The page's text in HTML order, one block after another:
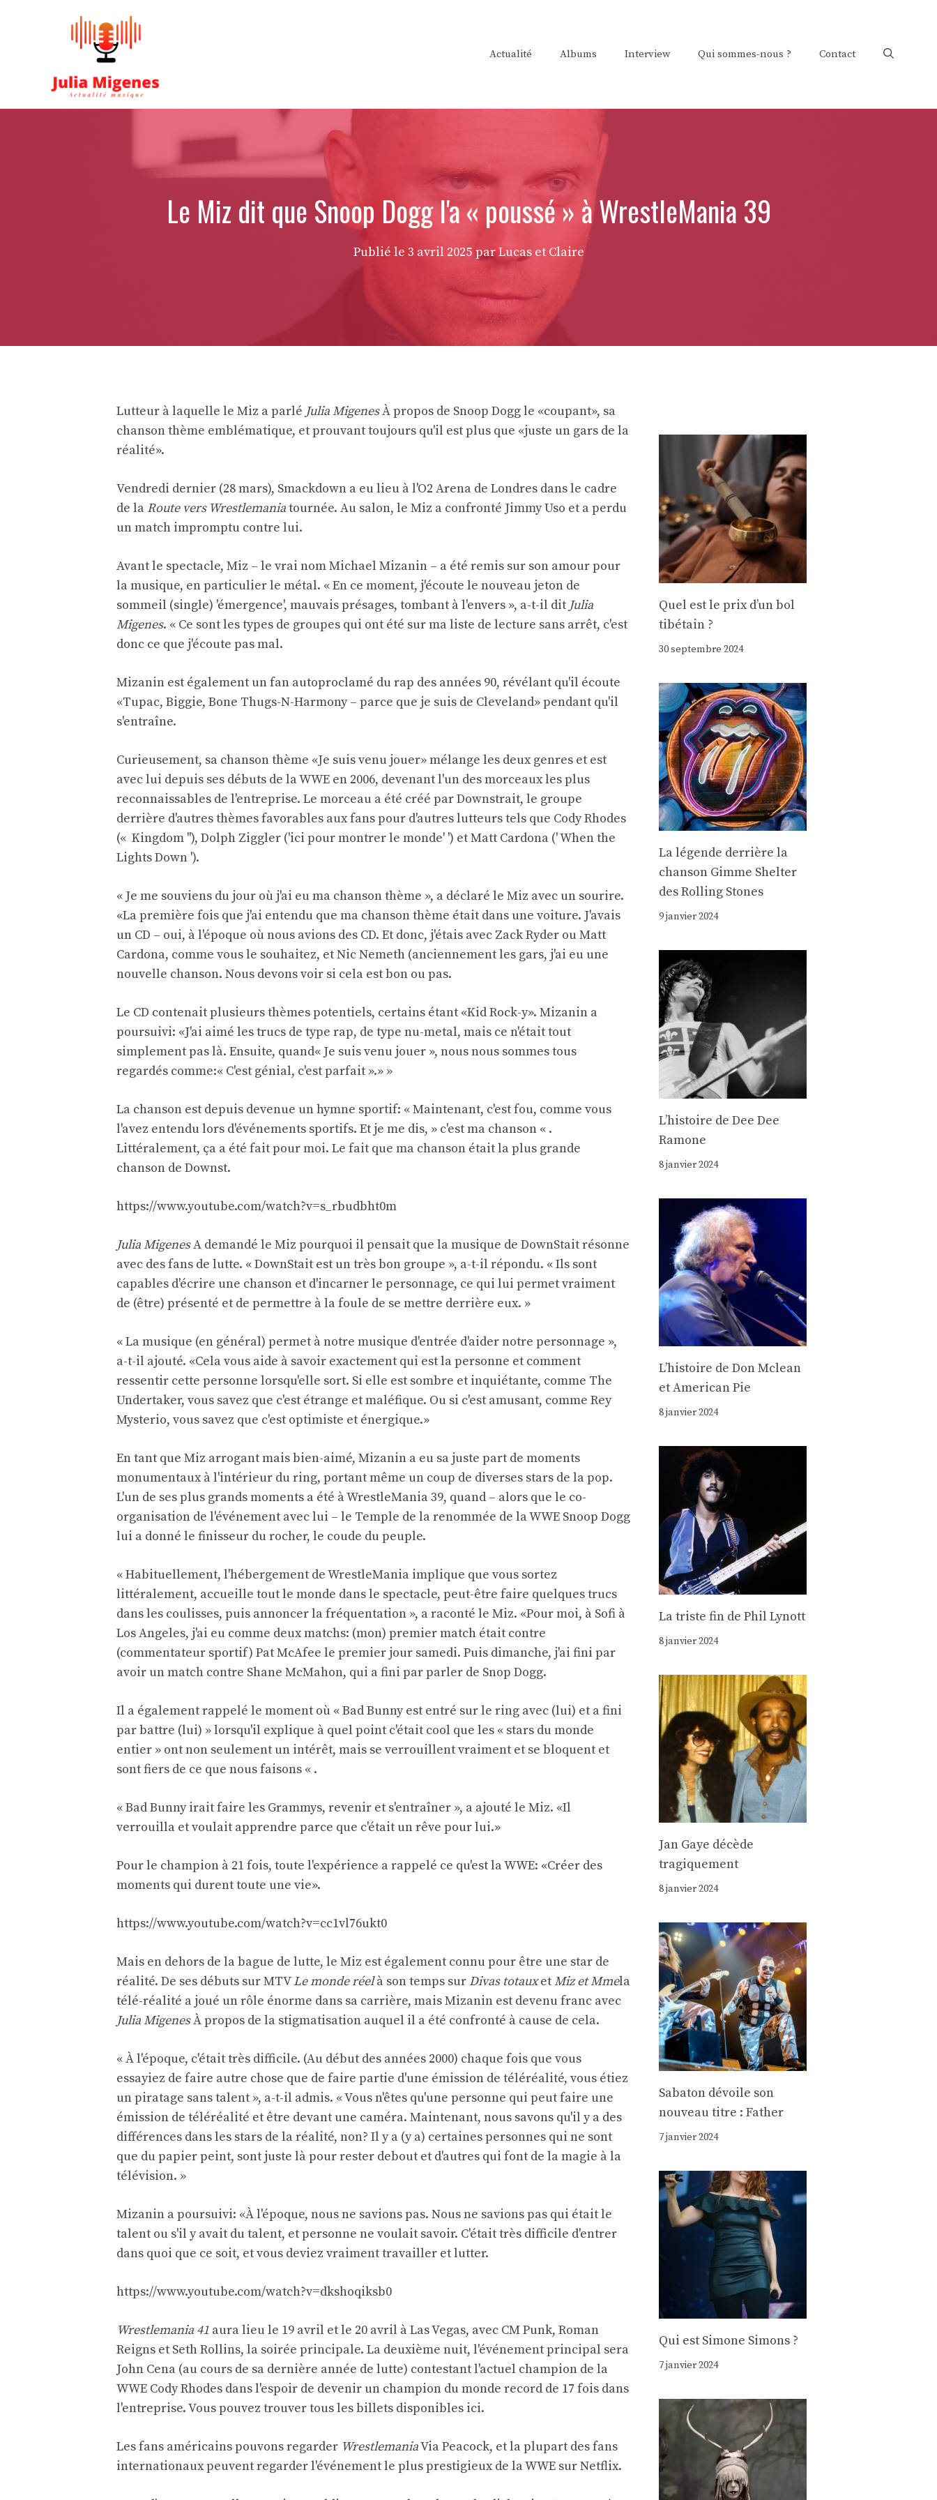
Actualité Albums Interview Qui sommes-nous ? Contact
Le Miz dit que Snoop Dogg l'a « poussé » à WrestleMania 39
Publié le 3 avril 2025 par Lucas et Claire
Lutteur à laquelle le Miz a parlé Julia MigenesÀ propos de Snoop Dogg le «coupant», sa
chanson thème emblématique, et prouvant toujours qu'il est plus que «juste un gars de la
réalité».
Vendredi dernier (28 mars), Smackdown a eu lieu à l'O2 Arena de Londres dans le cadre
de la Route vers Wrestlemaniatournée. Au salon, le Miz a confronté Jimmy Uso et a perdu
un match impromptu contre lui.
Avant le spectacle, Miz – le vrai nom Michael Mizanin – a été remis sur son amour pour
la musique, en particulier le métal. « En ce moment, j'écoute le nouveau jeton de
sommeil (single) 'émergence', mauvais présages, tombant à l'envers », a-t-il dit Julia
Migenes. « Ce sont les types de groupes qui ont été sur ma liste de lecture sans arrêt, c'est
donc ce que j'écoute pas mal.
Mizanin est également un fan autoproclamé du rap des années 90, révélant qu'il écoute
«Tupac, Biggie, Bone Thugs-N-Harmony – parce que je suis de Cleveland» pendant qu'il
s'entraîne.
Curieusement, sa chanson thème «Je suis venu jouer» mélange les deux genres et est
avec lui depuis ses débuts de la WWE en 2006, devenant l'un des morceaux les plus
reconnaissables de l'entreprise. Le morceau a été créé par Downstrait, le groupe
derrière d'autres thèmes favorables aux fans pour d'autres lutteurs tels que Cody Rhodes
(« Kingdom ''), Dolph Ziggler ('ici pour montrer le monde' ') et Matt Cardona (' When the
Lights Down ').
« Je me souviens du jour où j'ai eu ma chanson thème », a déclaré le Miz avec un sourire.
«La première fois que j'ai entendu que ma chanson thème était dans une voiture. J'avais
un CD – oui, à l'époque où nous avions des CD. Et donc, j'étais avec Zack Ryder ou Matt
Cardona, comme vous le souhaitez, et Nic Nemeth (anciennement les gars, j'ai eu une
nouvelle chanson. Nous devons voir si cela est bon ou pas.
Le CD contenait plusieurs thèmes potentiels, certains étant «Kid Rock-y». Mizanin a
poursuivi: «J'ai aimé les trucs de type rap, de type nu-metal, mais ce n'était tout
simplement pas là. Ensuite, quand« Je suis venu jouer », nous nous sommes tous
regardés comme:« C'est génial, c'est parfait ».» »
La chanson est depuis devenue un hymne sportif: « Maintenant, c'est fou, comme vous
l'avez entendu lors d'événements sportifs. Et je me dis, » c'est ma chanson « .
Littéralement, ça a été fait pour moi. Le fait que ma chanson était la plus grande
chanson de Downst.
https://www.youtube.com/watch?v=s_rbudbht0m
Julia MigenesA demandé le Miz pourquoi il pensait que la musique de DownStait résonne
avec des fans de lutte. « DownStait est un très bon groupe », a-t-il répondu. « Ils sont
capables d'écrire une chanson et d'incarner le personnage, ce qui lui permet vraiment
de (être) présenté et de permettre à la foule de se mettre derrière eux. »
« La musique (en général) permet à notre musique d'entrée d'aider notre personnage »,
a-t-il ajouté. «Cela vous aide à savoir exactement qui est la personne et comment
ressentir cette personne lorsqu'elle sort. Si elle est sombre et inquiétante, comme The
Undertaker, vous savez que c'est étrange et maléfique. Ou si c'est amusant, comme Rey
Mysterio, vous savez que c'est optimiste et énergique.»
En tant que Miz arrogant mais bien-aimé, Mizanin a eu sa juste part de moments
monumentaux à l'intérieur du ring, portant même un coup de diverses stars de la pop.
L'un de ses plus grands moments a été à WrestleMania 39, quand – alors que le co-
organisation de l'événement avec lui – le Temple de la renommée de la WWE Snoop Dogg
lui a donné le finisseur du rocher, le coude du peuple.
« Habituellement, l'hébergement de WrestleMania implique que vous sortez
littéralement, accueille tout le monde dans le spectacle, peut-être faire quelques trucs
dans les coulisses, puis annoncer la fréquentation », a raconté le Miz. «Pour moi, à Sofi à
Los Angeles, j'ai eu comme deux matchs: (mon) premier match était contre
(commentateur sportif) Pat McAfee le premier jour samedi. Puis dimanche, j'ai fini par
avoir un match contre Shane McMahon, qui a fini par parler de Snop Dogg.
Il a également rappelé le moment où « Bad Bunny est entré sur le ring avec (lui) et a fini
par battre (lui) » lorsqu'il explique à quel point c'était cool que les « stars du monde
entier » ont non seulement un intérêt, mais se verrouillent vraiment et se bloquent et
sont fiers de ce que nous faisons « .
« Bad Bunny irait faire les Grammys, revenir et s'entraîner », a ajouté le Miz. «Il
verrouilla et voulait apprendre parce que c'était un rêve pour lui.»
Pour le champion à 21 fois, toute l'expérience a rappelé ce qu'est la WWE: «Créer des
moments qui durent toute une vie».
https://www.youtube.com/watch?v=cc1vl76ukt0
Mais en dehors de la bague de lutte, le Miz est également connu pour être une star de
réalité. De ses débuts sur MTVLe monde réelà son temps sur Divas totauxetMiz et Mmela
télé-réalité a joué un rôle énorme dans sa carrière, mais Mizanin est devenu franc avec
Julia MigenesÀ propos de la stigmatisation auquel il a été confronté à cause de cela.
« À l'époque, c'était très difficile. (Au début des années 2000) chaque fois que vous
essayiez de faire autre chose que de faire partie d'une émission de téléréalité, vous étiez
un piratage sans talent », a-t-il admis. « Vous n'êtes qu'une personne qui peut faire une
émission de téléréalité et être devant une caméra. Maintenant, nous savons qu'il y a des
différences dans les stars de la réalité, non? Il y a (y a) certaines personnes qui ne sont
que du papier peint, sont juste là pour rester debout et d'autres qui font de la magie à la
télévision. »
Mizanin a poursuivi: «À l'époque, nous ne savions pas. Nous ne savions pas qui était le
talent ou s'il y avait du talent, et personne ne voulait savoir. C'était très difficile d'entrer
dans quoi que ce soit, et vous deviez vraiment travailler et lutter.
https://www.youtube.com/watch?v=dkshoqiksb0
Wrestlemania 41 aura lieu le 19 avril et le 20 avril à Las Vegas, avec CM Punk, Roman
Reigns et Seth Rollins, la soirée principale. La deuxième nuit, l'événement principal sera
John Cena (au cours de sa dernière année de lutte) contestant l'actuel champion de la
WWE Cody Rhodes dans l'espoir de devenir un champion du monde record de 17 fois dans
l'entreprise. Vous pouvez trouver tous les billets disponibles ici.
Les fans américains pouvons regarder WrestlemaniaVia Peacock, et la plupart des fans
internationaux peuvent regarder l'événement le plus prestigieux de la WWE sur Netflix.
Quel est le prix d’un bol
tibétain ?
30 septembre 2024
La légende derrière la
chanson Gimme Shelter
des Rolling Stones
9 janvier 2024
Lʼhistoire de Dee Dee
Ramone
8 janvier 2024
Lʼhistoire de Don Mclean
et American Pie
8 janvier 2024
La triste fin de Phil Lynott
8 janvier 2024
Jan Gaye décède
tragiquement
8 janvier 2024
Sabaton dévoile son
nouveau titre : Father
7 janvier 2024
Qui est Simone Simons ?
7 janvier 2024